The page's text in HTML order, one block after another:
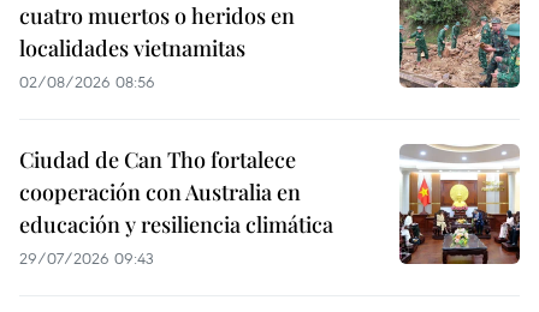
cuatro muertos o heridos en
localidades vietnamitas
02/08/2026 08:56
Ciudad de Can Tho fortalece
cooperación con Australia en
educación y resiliencia climática
29/07/2026 09:43